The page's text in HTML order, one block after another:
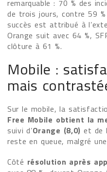
remarquable : 70 % des
de trois jours, contre 59 %
succès est attribué à
Orange suit avec 64 %,
clôture à 61 %.
Mobile :
mais
Sur le mobile, la
Free Mobile obtient la
suivi d’Orange (8,0) et de
reste en queue, malgré
Côté résolution après